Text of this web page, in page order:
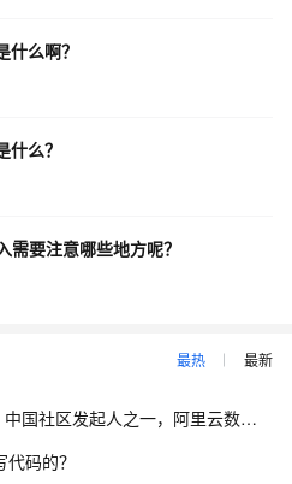
么啊？
么？
要注意哪些地方呢？
最热 最新
【大咖问答】对话PostgreSQL 中国社区发起人之一，阿里云数据库高级专家 德哥
码的？